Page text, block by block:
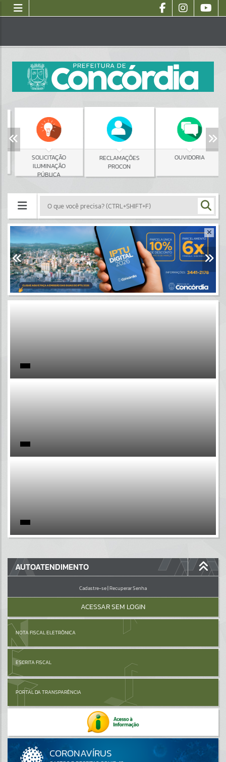
SOLICITAÇÃO
ILUMINAÇÃO
PÚBLICA
RECLAMAÇÕES
PROCON
OUVIDORIA
Portais
Por favor, aguarde...
Por favor, aguarde...
Por favor, aguarde...
GALERIAS
Por favor, aguarde...
AUTOATENDIMENTO
Cadastre-se|Recuperar Senha
ACESSAR SEM LOGIN
NOTA FISCAL ELETRÔNICA
ESCRITA FISCAL
PORTAL DA TRANSPARÊNCIA